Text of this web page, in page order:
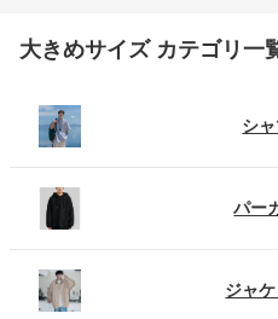
大きめサイズ カテゴリ一
シ
パー
ジャ